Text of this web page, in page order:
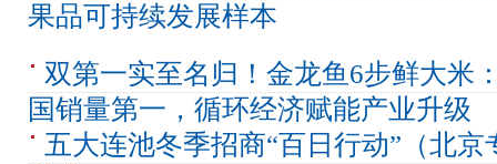
果品可持续发展样本
双第一实至名归！金龙鱼6步鲜大米
国销量第一，循环经济赋能产业升级
五大连池冬季招商“百日行动”（北